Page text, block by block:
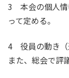
3 本会の個人情
って定める。
4 役員の動き（
また、総会で評